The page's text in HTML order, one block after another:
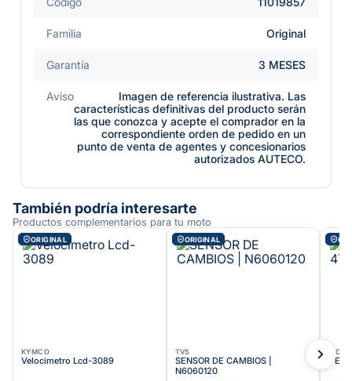
Familia Original
Garantía 3 MESES
Aviso
Imagen de referencia ilustrativa. Las
características definitivas del producto serán
las que conozca y acepte el comprador en la
correspondiente orden de pedido en un
punto de venta de agentes y concesionarios
autorizados AUTECO.
También podría interesarte
Productos complementarios para tu moto
ORIGINAL
KYMCO
Velocimetro Lcd-3089
ORIGINAL
TVS
SENSOR DE CAMBIOS |
N6060120